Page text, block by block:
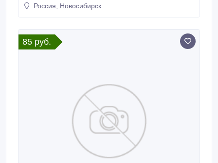
Россия, Новосибирск
85 руб.